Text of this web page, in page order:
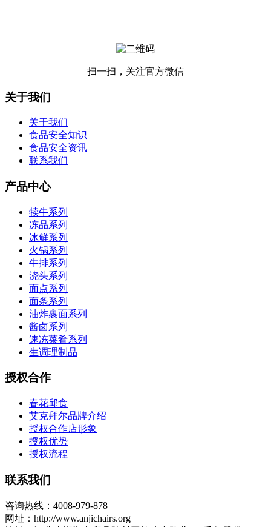
扫一扫，关注官方微信
关于我们
关于我们
食品安全知识
食品安全资讯
联系我们
产品中心
犊牛系列
冻品系列
冰鲜系列
火锅系列
牛排系列
浇头系列
面点系列
面条系列
油炸裹面系列
酱卤系列
速冻菜肴系列
生调理制品
授权合作
春花邱食
艾克拜尔品牌介绍
授权合作店形象
授权优势
授权流程
联系我们
咨询热线：4008-979-878
网址：http://www.anjichairs.org